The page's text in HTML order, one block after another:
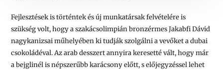
Fejlesztések is történtek és új munkatársak felvételére is
szükség volt, hogy a szakácsolimpián bronzérmes Jakabfi Dávid
nagykanizsai műhelyében ki tudják szolgálni a vevőket a dubai
csokoládéval. Az arab desszert annyira keresetté vált, hogy már
a bejglinél is népszerűbb karácsony előtt, s előjegyzéssel lehet